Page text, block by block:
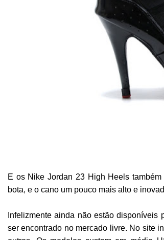
E os Nike Jordan 23 High Heels
bota, e o cano um pouco mais alto e
Infelizmente ainda não estão
ser encontrado no mercado livre. No site